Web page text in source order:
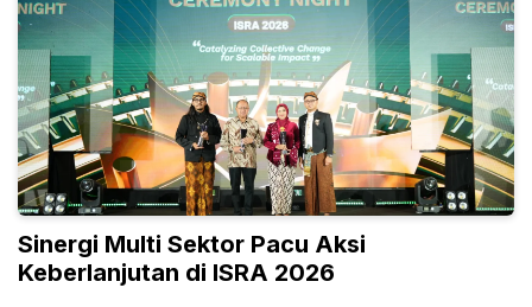
Sinergi Multi Sektor Pacu Aksi
Keberlanjutan di ISRA 2026